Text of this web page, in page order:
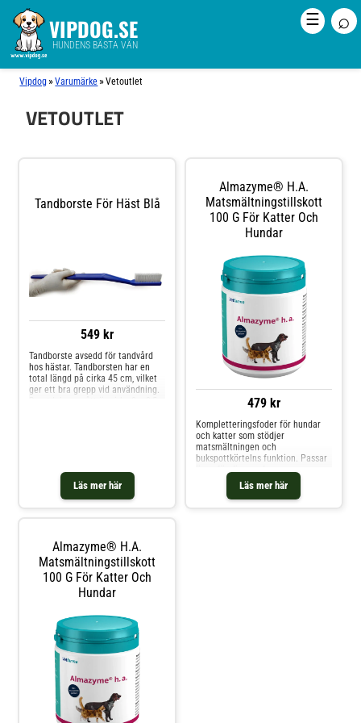
VIPDOG.SE
HUNDENS BÄSTA VÄN
☰ ⌕
Vipdog »Varumärke »Vetoutlet
VETOUTLET
Tandborste För Häst Blå
549 kr
Läs mer här
Tandborste avsedd för tandvård
hos hästar. Tandborsten har en
total längd på cirka 45 cm, vilket
ger ett bra grepp vid användning.
Almazyme® H.a.
Matsmältningstillskott
100 G För Katter Och
Hundar
479 kr
Läs mer här
Kompletteringsfoder för hundar
och katter som stödjer
matsmältningen och
bukspottkörtelns funktion. Passar
foderöverkänslighet. Ingredienser
Potatisstärkelse 66%, kött och
animaliska biprodukter (grisens
Almazyme® H.a.
Matsmältningstillskott
100 G För Katter Och
Hundar